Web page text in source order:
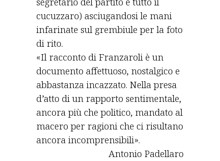
cucuzzaro) asciugandosi le mani
infarinate sul grembiule per la foto
di rito.
«Il racconto di Franzaroli è un
documento affettuoso, nostalgico e
abbastanza incazzato. Nella presa
d’atto di un rapporto sentimentale,
ancora più che politico, mandato al
macero per ragioni che ci risultano
ancora incomprensibili».
Antonio Padellaro